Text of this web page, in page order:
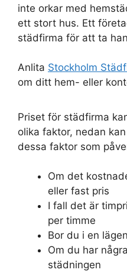
inte orkar med
ett stort hus. Ett
städfirma för att ta
Anlita Stockholm
om ditt hem- eller
Priset för städfirma
olika faktor, nedan
dessa faktor som
Om det
eller fast pris
I fall det är
per timme
Bor du i en
Om du har
städningen